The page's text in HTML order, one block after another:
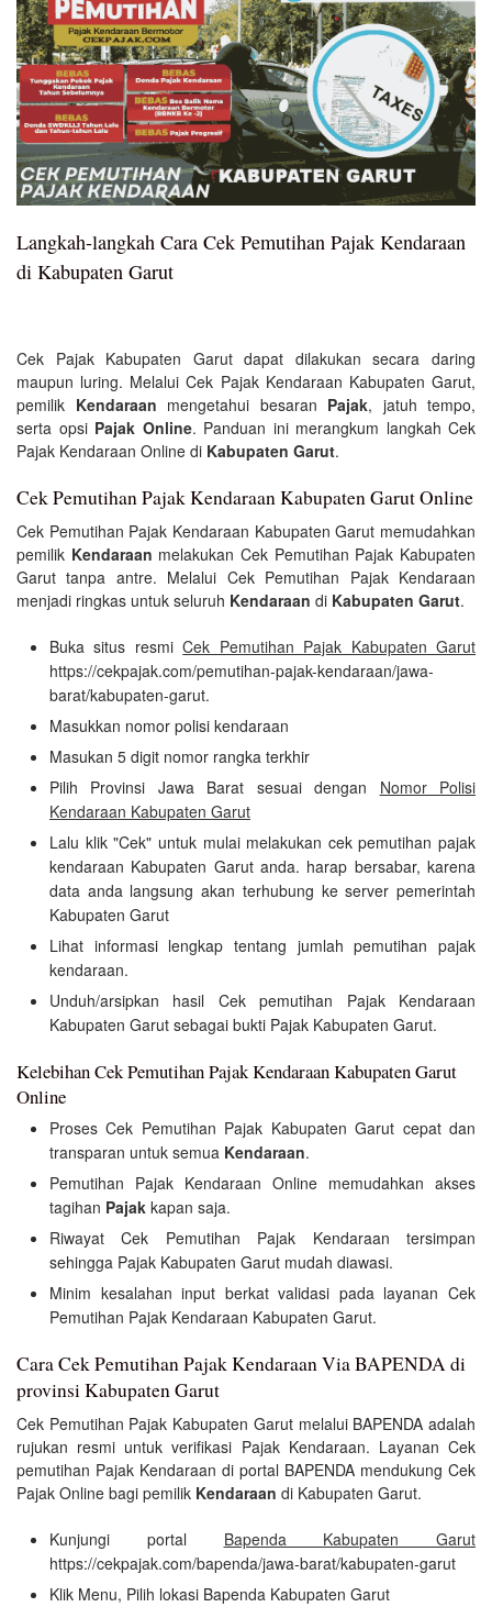
Langkah-langkah Cara Cek Pemutihan Pajak Kendaraan
di Kabupaten Garut
Cek Pajak Kabupaten Garut dapat dilakukan secara daring
maupun luring. Melalui Cek Pajak Kendaraan Kabupaten Garut,
pemilik Kendaraan mengetahui besaran Pajak, jatuh tempo,
serta opsi Pajak Online. Panduan ini merangkum langkah Cek
Pajak Kendaraan Online di Kabupaten Garut.
Cek Pemutihan Pajak Kendaraan Kabupaten Garut Online
Cek Pemutihan Pajak Kendaraan Kabupaten Garut memudahkan
pemilik Kendaraan melakukan Cek Pemutihan Pajak Kabupaten
Garut tanpa antre. Melalui Cek Pemutihan Pajak Kendaraan
menjadi ringkas untuk seluruh Kendaraan di Kabupaten Garut.
Buka situs resmiCek Pemutihan Pajak Kabupaten Garut
https://cekpajak.com/pemutihan-pajak-kendaraan/jawa-
barat/kabupaten-garut.
Masukkan nomor polisi kendaraan
Masukan 5 digit nomor rangka terkhir
Pilih Provinsi Jawa Barat sesuai dengan Nomor Polisi
Kendaraan Kabupaten Garut
Lalu klik "Cek" untuk mulai melakukan cek pemutihan pajak
kendaraan Kabupaten Garut anda. harap bersabar, karena
data anda langsung akan terhubung ke server pemerintah
Kabupaten Garut
Lihat informasi lengkap tentang jumlah pemutihan pajak
kendaraan.
Unduh/arsipkan hasil Cek pemutihan Pajak Kendaraan
Kabupaten Garut sebagai bukti Pajak Kabupaten Garut.
Kelebihan Cek Pemutihan Pajak Kendaraan Kabupaten Garut
Online
Proses Cek Pemutihan Pajak Kabupaten Garut cepat dan
transparan untuk semua Kendaraan.
Pemutihan Pajak Kendaraan Online memudahkan akses
tagihan Pajak kapan saja.
Riwayat Cek Pemutihan Pajak Kendaraan tersimpan
sehingga Pajak Kabupaten Garut mudah diawasi.
Minim kesalahan input berkat validasi pada layanan Cek
Pemutihan Pajak Kendaraan Kabupaten Garut.
Cara Cek Pemutihan Pajak Kendaraan Via BAPENDA di
provinsi Kabupaten Garut
Cek Pemutihan Pajak Kabupaten Garut melalui BAPENDA adalah
rujukan resmi untuk verifikasi Pajak Kendaraan. Layanan Cek
pemutihan Pajak Kendaraan di portal BAPENDA mendukung Cek
Pajak Online bagi pemilik Kendaraan di Kabupaten Garut.
Kunjungi portal Bapenda Kabupaten Garut
https://cekpajak.com/bapenda/jawa-barat/kabupaten-garut
Klik Menu, Pilih lokasi Bapenda Kabupaten Garut